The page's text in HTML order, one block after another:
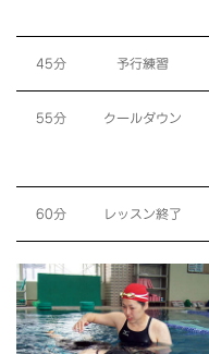
45分 予行練習
55分 クールダウン
60分 レッスン終了